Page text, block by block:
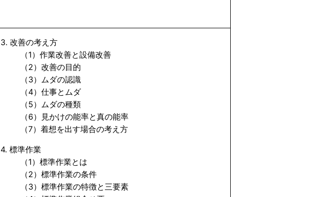
3. 改善の考え方
（1）作業改善と設備改善
（2）改善の目的
（3）ムダの認識
（4）仕事とムダ
（5）ムダの種類
（6）見かけの能率と真の能率
（7）着想を出す場合の考え方
4. 標準作業
（1）標準作業とは
（2）標準作業の条件
（3）標準作業の特徴と三要素